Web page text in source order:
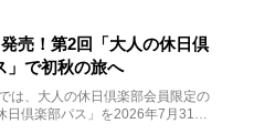
売！第2回「大人の休日倶
」で初秋の旅へ
は、大人の休日倶楽部会員限定の
日倶楽部パス」を2026年7月31日